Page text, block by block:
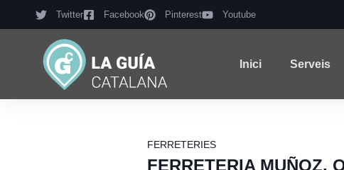
Twitter Facebook Pinterest Youtube
Inici Serveis
FERRETERIES
FERRETERIA MUÑOZ.